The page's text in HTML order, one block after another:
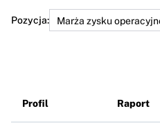
Pozycja:
Profil Raport